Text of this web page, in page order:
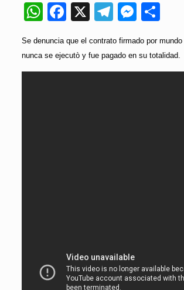
WhatsApp
Facebook
X Telegram
Se denuncia que el contrato firmado por mundo
nunca se ejecutò y fue pagado en su totalidad.